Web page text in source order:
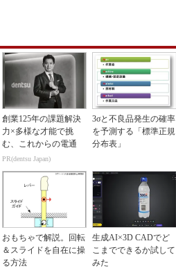
創業125年の課題解決
力×多様な才能で挑
む、これからの電通
PR(dentsu Japan)
3σと不良品発生の確率
を予測する「標準正規
分布表」
おもちゃで解説。回転
＆スライドを自在に操
る方法
生成AI×3D CADでど
こまでできるか試して
みた